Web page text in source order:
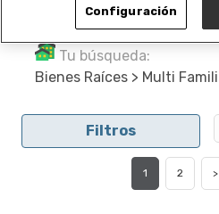
Tu búsqueda:
Bienes Raíces > Multi
Filtros
1 2 >
Configuración